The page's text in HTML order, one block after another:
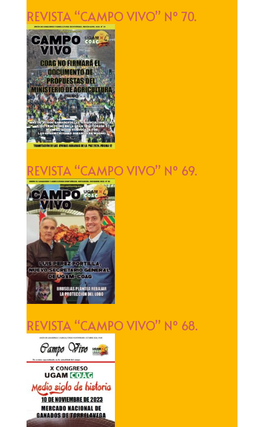
REVISTA “CAMPO VIVO” Nº 70.
REVISTA “CAMPO VIVO” Nº 69.
REVISTA “CAMPO VIVO” Nº 68.